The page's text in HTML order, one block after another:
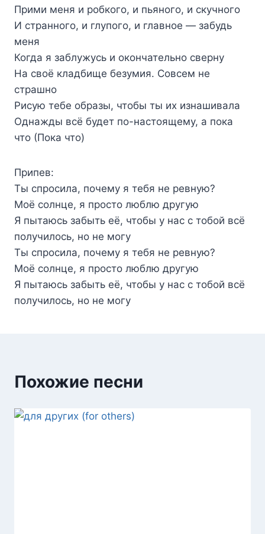
Прими меня и робкого, и пьяного, и скучного
И странного, и глупого, и главное — забудь
меня
Когда я заблужусь и окончательно сверну
На своё кладбище безумия. Совсем не
страшно
Рисую тебе образы, чтобы ты их изнашивала
Однажды всё будет по-настоящему, а пока
что (Пока что)
Припев:
Ты спросила, почему я тебя не ревную?
Моё солнце, я просто люблю другую
Я пытаюсь забыть её, чтобы у нас с тобой всё
получилось, но не могу
Ты спросила, почему я тебя не ревную?
Моё солнце, я просто люблю другую
Я пытаюсь забыть её, чтобы у нас с тобой всё
получилось, но не могу
Похожие песни